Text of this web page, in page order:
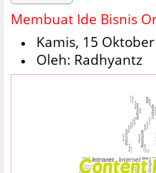
Membuat Ide Bisnis
Kamis, 15
Oleh: Radhyantz